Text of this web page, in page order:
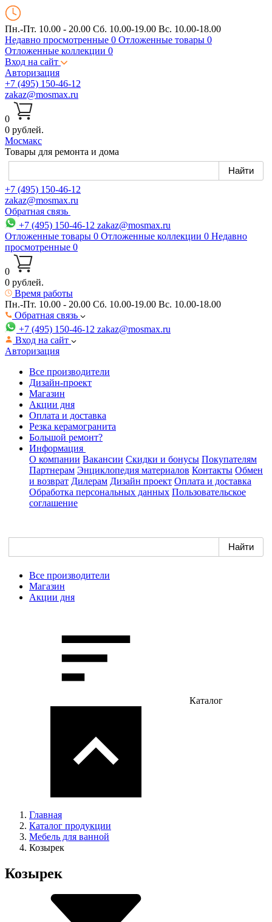
Пн.-Пт. 10.00 - 20.00 Сб. 10.00-19.00 Вс. 10.00-18.00
Недавно просмотренные 0 Отложенные товары 0
Отложенные коллекции 0
Вход на сайт
Авторизация
+7 (495) 150-46-12
zakaz@mosmax.ru
0
0 рублей.
Мосмакс
Товары для ремонта и дома
+7 (495) 150-46-12
zakaz@mosmax.ru
Обратная связь
+7 (495) 150-46-12 zakaz@mosmax.ru
Отложенные товары 0 Отложенные коллекции 0 Недавно
просмотренные 0
0
0 рублей.
Время работы
Пн.-Пт. 10.00 - 20.00 Сб. 10.00-19.00 Вс. 10.00-18.00
Обратная связь
+7 (495) 150-46-12 zakaz@mosmax.ru
Вход на сайт
Авторизация
Все производители
Дизайн-проект
Магазин
Акции дня
Оплата и доставка
Резка керамогранита
Большой ремонт?
Информация
О компании Вакансии Скидки и бонусы Покупателям
Партнерам Энциклопедия материалов Контакты Обмен
и возврат Дилерам Дизайн проект Оплата и доставка
Обработка персональных данных Пользовательское
соглашение
Все производители
Магазин
Акции дня
Каталог
Главная
Каталог продукции
Мебель для ванной
Козырек
Козырек